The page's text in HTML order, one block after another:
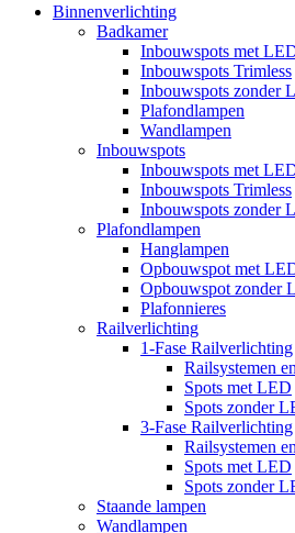
Binnenverlichting
Badkamer
Inbouwspots met
Inbouwspots Trimless
Inbouwspots zonder
Plafondlampen
Wandlampen
Inbouwspots
Inbouwspots met
Inbouwspots Trimless
Inbouwspots zonder
Plafondlampen
Hanglampen
Opbouwspot met
Opbouwspot zonder
Plafonnieres
Railverlichting
1-Fase Railverlichting
Railsystemen
Spots met LED
Spots zonder
3-Fase Railverlichting
Railsystemen
Spots met LED
Spots zonder
Staande lampen
Wandlampen